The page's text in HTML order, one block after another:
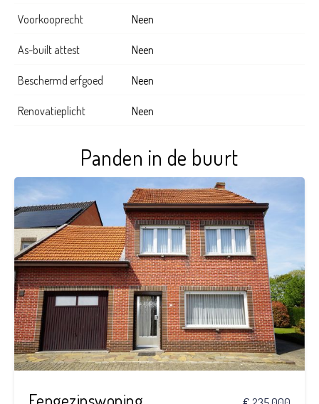
Voorkooprecht Neen
As-built attest Neen
Beschermd erfgoed Neen
Renovatieplicht Neen
Panden in de buurt
3 1